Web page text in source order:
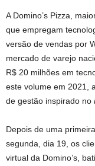
A Domino’s Pizza,
que empregam
versão de vendas por
mercado de varejo
R$ 20 milhões em
este volume em 2021,
de gestão inspirado no
Depois de uma
segunda, dia 19, os
virtual da Domino’s,